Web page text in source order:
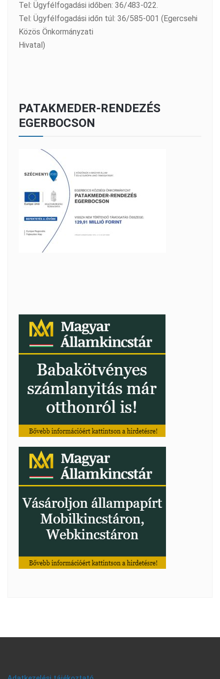
Tel: Ügyfélfogadási időben: 36/483-022.
Tel: Ügyfélfogadási időn túl: 36/585-001 (Egercsehi
Közös Önkormányzati
Hivatal)
PATAKMEDER-RENDEZÉS
EGERBOCSON